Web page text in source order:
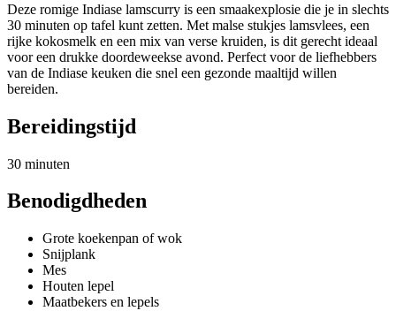
Deze romige Indiase lamscurry is een smaakexplosie die je in slechts
30 minuten op tafel kunt zetten. Met malse stukjes lamsvlees, een
rijke kokosmelk en een mix van verse kruiden, is dit gerecht ideaal
voor een drukke doordeweekse avond. Perfect voor de liefhebbers
van de Indiase keuken die snel een gezonde maaltijd willen
bereiden.
Bereidingstijd
30 minuten
Benodigdheden
Grote koekenpan of wok
Snijplank
Mes
Houten lepel
Maatbekers en lepels